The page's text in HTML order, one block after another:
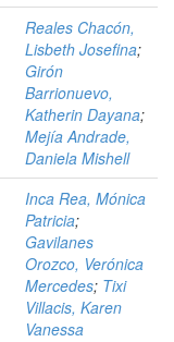
Reales Chacón,
Lisbeth Josefina;
Girón
Barrionuevo,
Katherin Dayana;
Mejía Andrade,
Daniela Mishell
Inca Rea, Mónica
Patricia;
Gavilanes
Orozco, Verónica
Mercedes; Tixi
Villacis, Karen
Vanessa